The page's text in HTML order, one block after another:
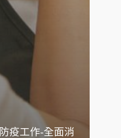
疫工作-全面消